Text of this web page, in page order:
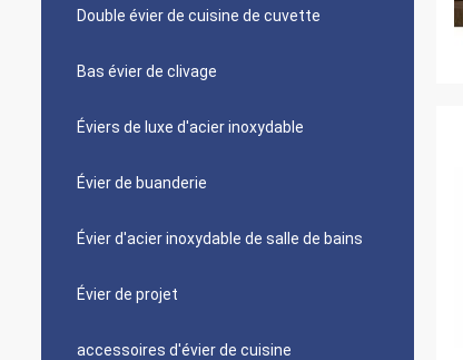
Double évier de cuisine de cuvette
Bas évier de clivage
Éviers de luxe d'acier inoxydable
Évier de buanderie
Évier d'acier inoxydable de salle de bains
Évier de projet
accessoires d'évier de cuisine